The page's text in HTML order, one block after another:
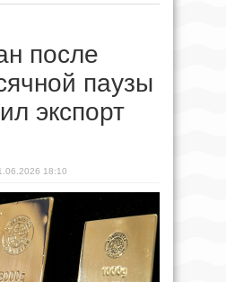
после
паузы
экспорт
18:10